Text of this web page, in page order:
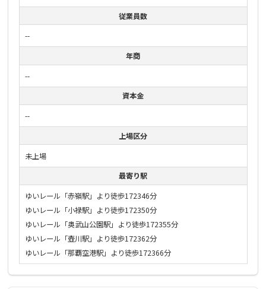
従業員数
--
年商
--
資本金
--
上場区分
未上場
最寄り駅
ゆいレール「赤嶺駅」より徒歩172346分
ゆいレール「小禄駅」より徒歩172350分
ゆいレール「奥武山公園駅」より徒歩172355分
ゆいレール「壺川駅」より徒歩172362分
ゆいレール「那覇空港駅」より徒歩172366分